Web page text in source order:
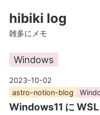
hibiki log
雑多にメモ
Windows
2023-10-02
astro-notion-blog
Windows11 に